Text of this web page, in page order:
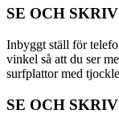
SE OCH SKRIV
Inbyggt ställ för
vinkel så att du ser
surfplattor med
SE OCH SKRIV